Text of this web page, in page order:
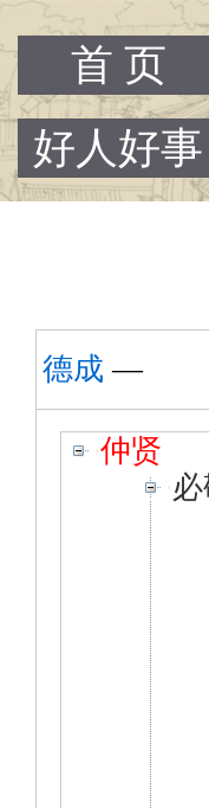
首 页
好人好事
德成 —
仲贤